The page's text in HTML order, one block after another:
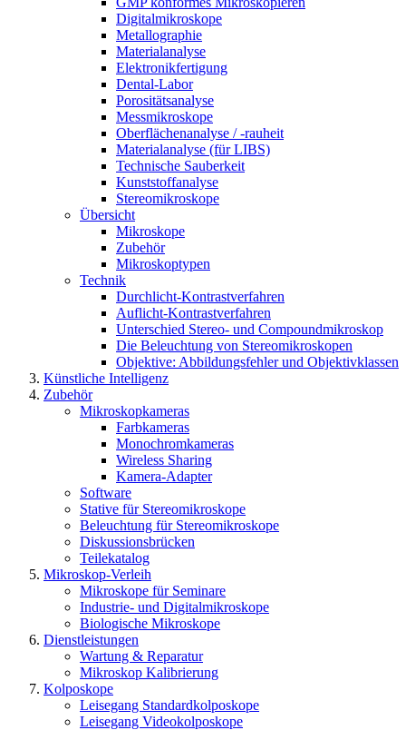
Digitalmikroskope
Metallographie
Materialanalyse
Elektronikfertigung
Dental-Labor
Porositätsanalyse
Messmikroskope
Oberflächenanalyse / -rauheit
Materialanalyse (für LIBS)
Technische Sauberkeit
Kunststoffanalyse
Stereomikroskope
Übersicht
Mikroskope
Zubehör
Mikroskoptypen
Technik
Durchlicht-Kontrastverfahren
Auflicht-Kontrastverfahren
Unterschied Stereo- und Compoundmikroskop
Die Beleuchtung von Stereomikroskopen
Objektive: Abbildungsfehler und Objektivklassen
Künstliche Intelligenz
Zubehör
Mikroskopkameras
Farbkameras
Monochromkameras
Wireless Sharing
Kamera-Adapter
Software
Stative für Stereomikroskope
Beleuchtung für Stereomikroskope
Diskussionsbrücken
Teilekatalog
Mikroskop-Verleih
Mikroskope für Seminare
Industrie- und Digitalmikroskope
Biologische Mikroskope
Dienstleistungen
Wartung & Reparatur
Mikroskop Kalibrierung
Kolposkope
Leisegang Standardkolposkope
Leisegang Videokolposkope